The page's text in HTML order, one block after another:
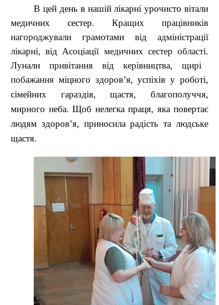
В цей день в нашій лікарні урочисто вітали
медичних сестер. Кращих працівників
нагороджували грамотами від адміністрації
лікарні, від Асоціації медичних сестер області.
Лунали привітання від керівництва, щирі
побажання міцного здоров’я, успіхів у роботі,
сімейних гараздів, щастя, благополуччя,
мирного неба. Щоб нелегка праця, яка повертає
людям здоров’я, приносила радість та людське
щастя.